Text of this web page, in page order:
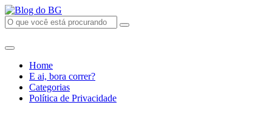
Home
E ai, bora correr?
Categorias
Política de Privacidade